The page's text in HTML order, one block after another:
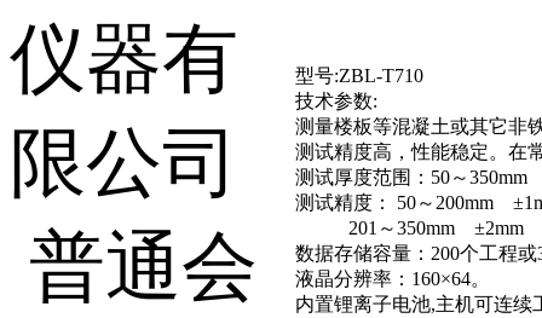
型号:ZBL-T710
技术参数:
测量楼板等混凝土或其它非
测试精度高，性能稳定。在
测试厚度范围：50～350mm
测试精度： 50～200mm
201～350mm ±2mm
数据存储容量：200个工程或
液晶分辨率：160×64。
内置锂离子电池,主机可连续
仪器有
限公司
普通会